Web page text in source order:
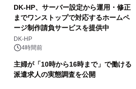
DK-HP、サーバー設定から運用・修正
までワンストップで対応するホームペ
ージ制作請負サービスを提供中
DK-HP
4時間前
主婦が「10時から16時まで」で働ける
派遣求人の実態調査を公開